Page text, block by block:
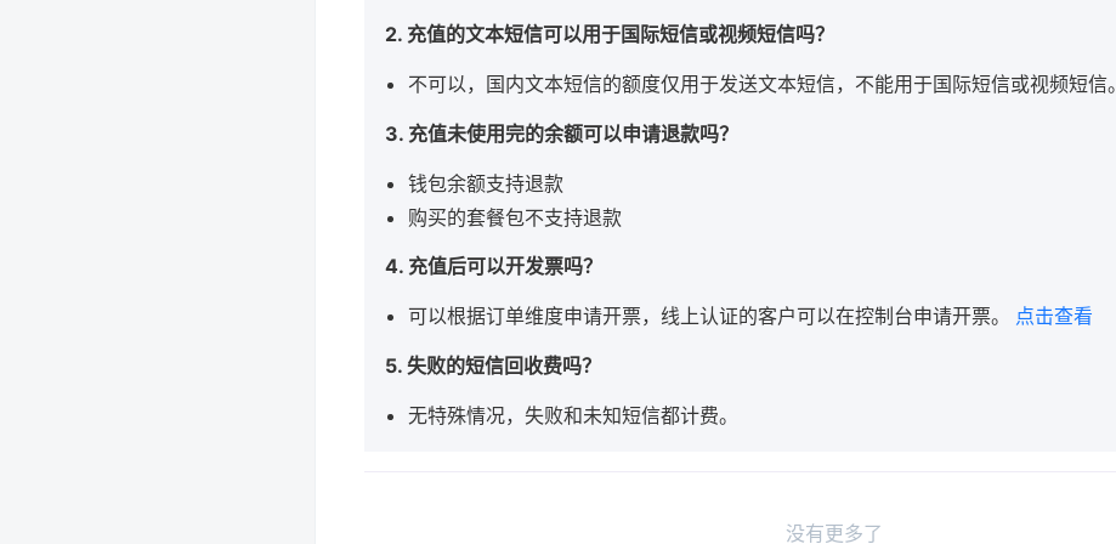
2. 充值的文本短信可以用于国际短信或视频短信吗？
不可以，国内文本短信的额度仅用于发送文本短信，不能用于国际短信或视频短信。
3. 充值未使用完的余额可以申请退款吗？
钱包余额支持退款
购买的套餐包不支持退款
4. 充值后可以开发票吗？
可以根据订单维度申请开票，线上认证的客户可以在控制台申请开票。 点击查看
5. 失败的短信回收费吗？
无特殊情况，失败和未知短信都计费。
没有更多了